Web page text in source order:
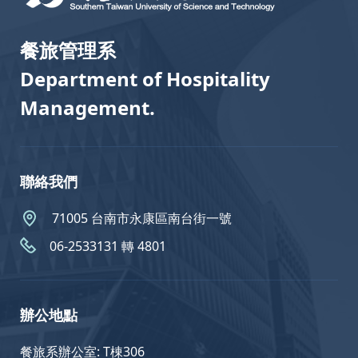
餐旅管理系
Department of Hospitality
Management.
聯絡我們
71005 台南市永康區南台街一號
06-2533131 轉 4801
辦公地點
餐旅系辦公室: T棟306